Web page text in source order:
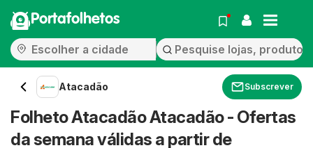
Portafolhetos
Atacadão Subscrever
Folheto Atacadão Atacadão - Ofertas
da semana válidas a partir de